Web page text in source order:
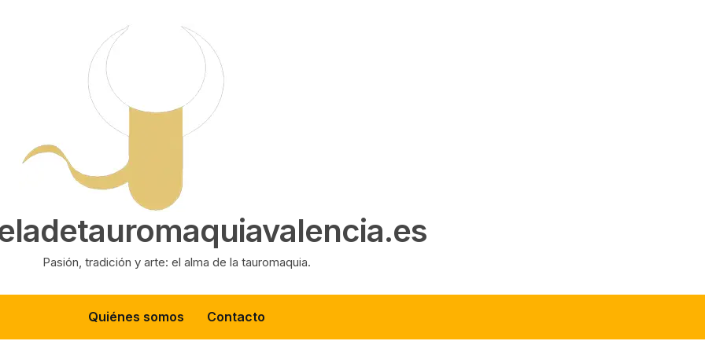
Pasión, tradición y arte: el alma de la tauromaquia.
Quiénes somos Contacto